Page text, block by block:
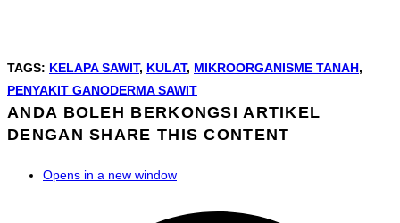
TAGS: KELAPA SAWIT, KULAT, MIKROORGANISME TANAH,
PENYAKIT GANODERMA SAWIT
ANDA BOLEH BERKONGSI ARTIKEL
DENGAN SHARE THIS CONTENT
Opens in a new window